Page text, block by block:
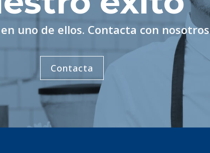
uno de ellos. Contacta con nosotros
Contacta